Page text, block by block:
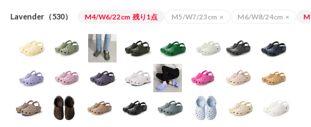
Lavender（530） M4/W6/22cm 残り1点 M5/W7/23cm × M6/W8/24cm ×